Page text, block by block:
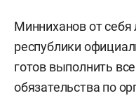
Минниханов от себя
республики
готов выполнить
обязательства по